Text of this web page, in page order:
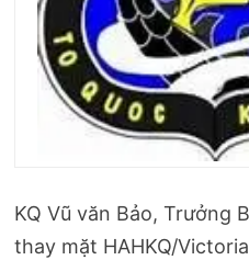
KQ Vũ văn Bảo, Trưởng
thay mặt HAHKQ/